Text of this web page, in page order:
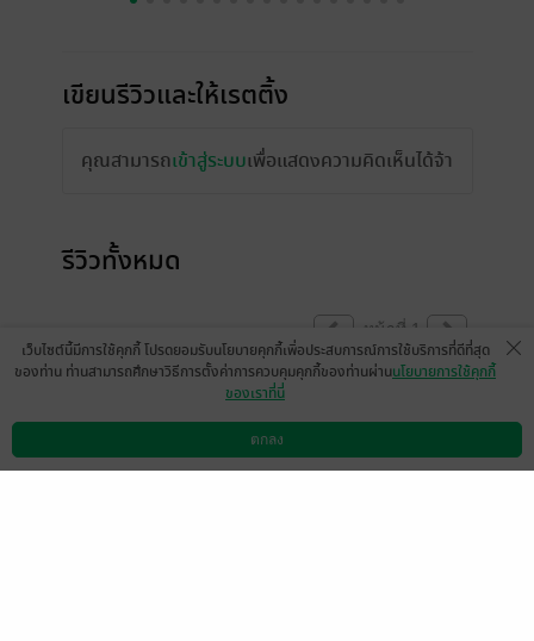
เขียนรีวิวและให้เรตติ้ง
คุณสามารถเข้าสู่ระบบเพื่อแสดงความคิดเห็นได้จ้า
รีวิวทั้งหมด
หน้าที่ 1
Karawek House
ดาวน์โหลดแอป วิธีการใช้งาน ติดต่อเรา
เว็บไซต์นี้มีการใช้คุกกี้ โปรดยอมรับนโยบายคุกกี้เพื่อประสบการณ์การใช้บริการที่ดีที่สุด
ของท่าน ท่านสามารถศึกษาวิธีการตั้งค่าการควบคุมคุกกี้ของท่านผ่านนโยบายการใช้คุกกี้
ของเราที่นี่
ตกลง